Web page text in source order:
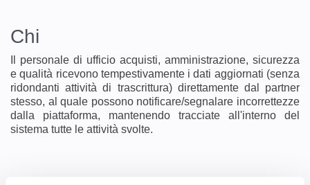
Chi
Il personale di ufficio acquisti, amministrazione, sicurezza
e qualità ricevono tempestivamente i dati aggiornati (senza
ridondanti attività di trascrittura) direttamente dal partner
stesso, al quale possono notificare/segnalare incorrettezze
dalla piattaforma, mantenendo tracciate all'interno del
sistema tutte le attività svolte.